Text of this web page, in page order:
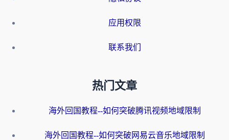
应用权限
联系我们
热门文章
海外回国教程--如何突破腾讯视频地域限制
海外回国教程--如何突破网易云音乐地域限制